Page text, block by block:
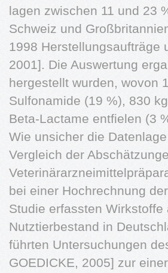
lagen zwischen 11 und 23
Schweiz und
1998 Herstellungsaufträge
2001]. Die Auswertung
hergestellt wurden, wovon
Sulfonamide (19 %), 830
Beta-Lactame entfielen (3
Wie unsicher die
Vergleich der
bei einer Hochrechnung
Studie erfassten
Nutztierbestand in
führten Untersuchungen
GOEDICKE, 2005] zur